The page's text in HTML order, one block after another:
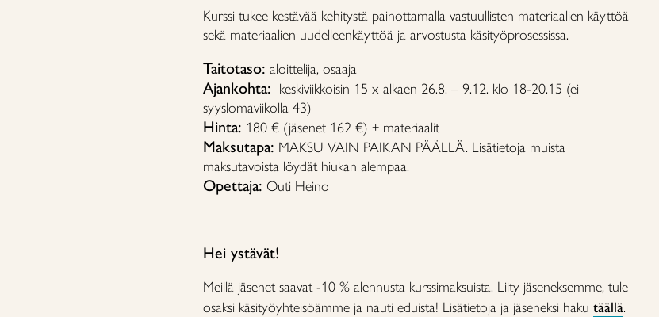
Kurssi tukee kestävää kehitystä painottamalla vastuullisten materiaalien käyttöä
sekä materiaalien uudelleenkäyttöä ja arvostusta käsityöprosessissa.
Taitotaso: aloittelija, osaaja
Ajankohta: keskiviikkoisin 15 x alkaen 26.8. – 9.12. klo 18-20.15 (ei
syyslomaviikolla 43)
Hinta: 180 € (jäsenet 162 €) + materiaalit
Maksutapa: MAKSU VAIN PAIKAN PÄÄLLÄ. Lisätietoja muista
maksutavoista löydät hiukan alempaa.
Opettaja: Outi Heino
Hei ystävät!
Meillä jäsenet saavat -10 % alennusta kurssimaksuista. Liity jäseneksemme, tule
osaksi käsityöyhteisöämme ja nauti eduista! Lisätietoja ja jäseneksi haku täällä.